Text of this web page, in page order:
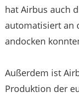
hat Airbus auch
automatisiert an
andocken
Außerdem ist
Produktion der